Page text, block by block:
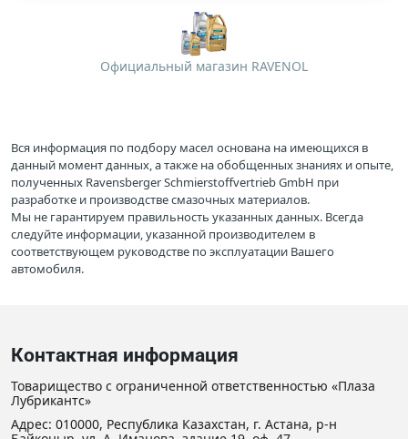
Официальный магазин RAVENOL
Вся информация по подбору масел основана на имеющихся в
данный момент данных, а также на обобщенных знаниях и опыте,
полученных Ravensberger Schmierstoffvertrieb GmbH при
разработке и производстве смазочных материалов.
Мы не гарантируем правильность указанных данных. Всегда
следуйте информации, указанной производителем в
соответствующем руководстве по эксплуатации Вашего
автомобиля.
Контактная информация
Товарищество с ограниченной ответственностью «Плаза
Лубрикантс»
Адрес: 010000, Республика Казахстан, г. Астана, р-н